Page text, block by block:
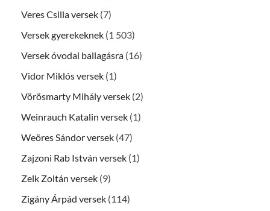
Veres Csilla versek (7)
Versek gyerekeknek (1 503)
Versek óvodai ballagásra (16)
Vidor Miklós versek (1)
Vörösmarty Mihály versek (2)
Weinrauch Katalin versek (1)
Weöres Sándor versek (47)
Zajzoni Rab István versek (1)
Zelk Zoltán versek (9)
Zigány Árpád versek (114)